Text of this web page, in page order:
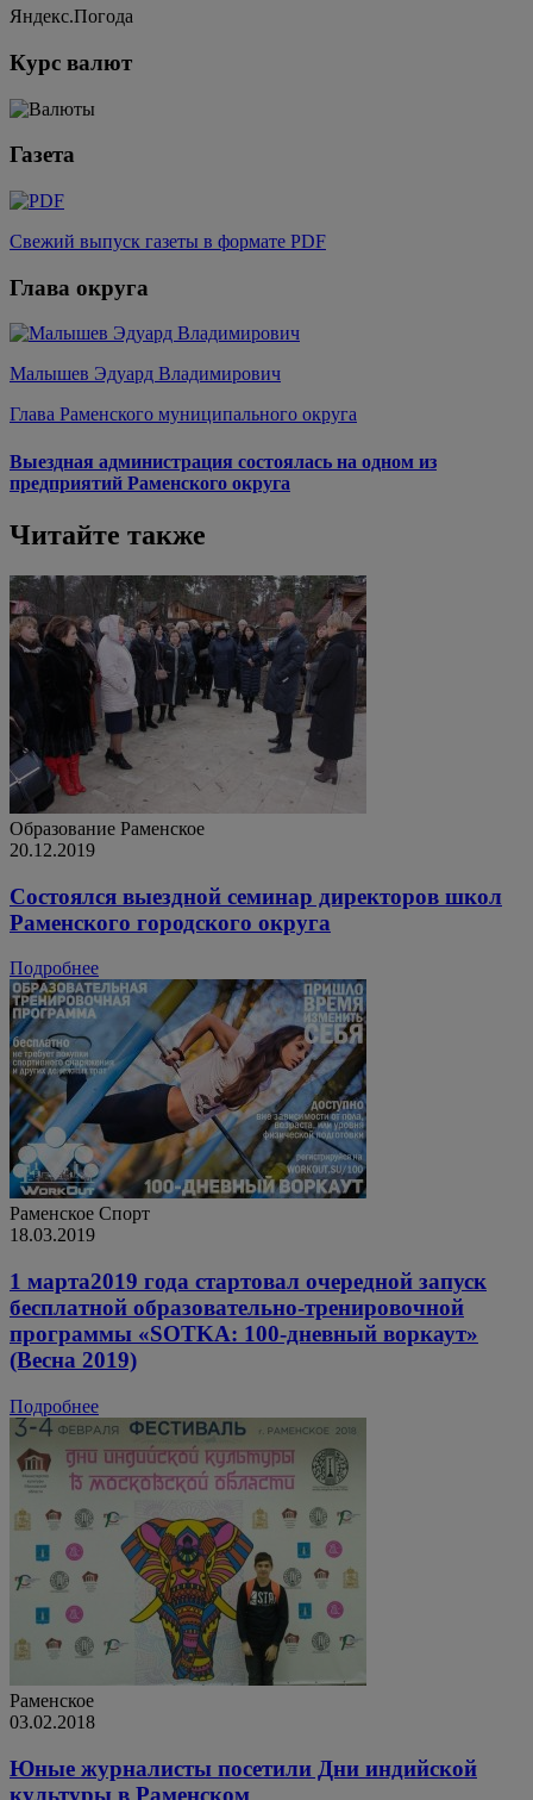
Яндекс.Погода
Курс валют
Газета
Свежий выпуск газеты в формате PDF
Глава округа
Малышев Эдуард Владимирович
Глава Раменского муниципального округа
Выездная администрация состоялась на одном из
предприятий Раменского округа
Читайте также
Образование Раменское
20.12.2019
Состоялся выездной семинар директоров школ
Раменского городского округа
Подробнее
Раменское Спорт
18.03.2019
1 марта2019 года стартовал очередной запуск
бесплатной образовательно-тренировочной
программы «SOTKA: 100-дневный воркаут»
(Весна 2019)
Подробнее
Раменское
03.02.2018
Юные журналисты посетили Дни индийской
культуры в Раменском